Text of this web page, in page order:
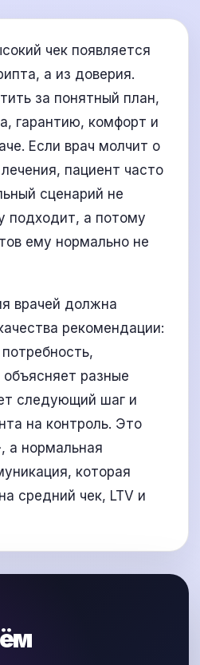
чек появляется
а из доверия.
за понятный план,
гарантию, комфорт и
Если врач молчит о
пациент часто
сценарий не
подходит, а потому
ему нормально не
врачей должна
рекомендации:
объясняет разные
следующий шаг и
на контроль. Это
а нормальная
которая
средний чек, LTV и